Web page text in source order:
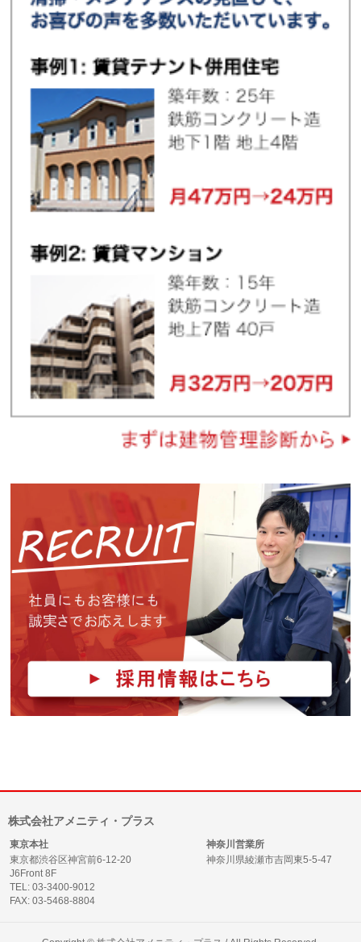
株式会社アメニティ・プラス
東京本社
神奈川営業所
東京都渋谷区神宮前6-12-20
J6Front 8F
TEL: 03-3400-9012
FAX: 03-5468-8804
神奈川県綾瀬市吉岡東5-5-47